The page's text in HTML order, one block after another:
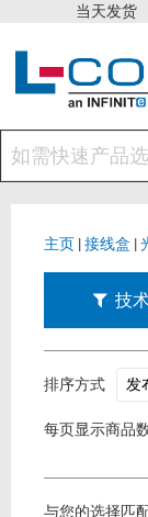
当天发货
主页 |接线盒 |
技
排序方式
每页显示商品
与您的选择匹